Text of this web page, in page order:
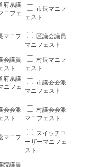
府県議
ニフェ
市長マニフ
ェスト
マニフ
区議会議員
マニフェスト
会議員
スト
村長マニフ
ェスト
府県議
ニフェ
市議会会派
マニフェスト
会会派
スト
村議会会派
マニフェスト
マニフ
スイッチユ
ーザーマニフェ
スト
院議員